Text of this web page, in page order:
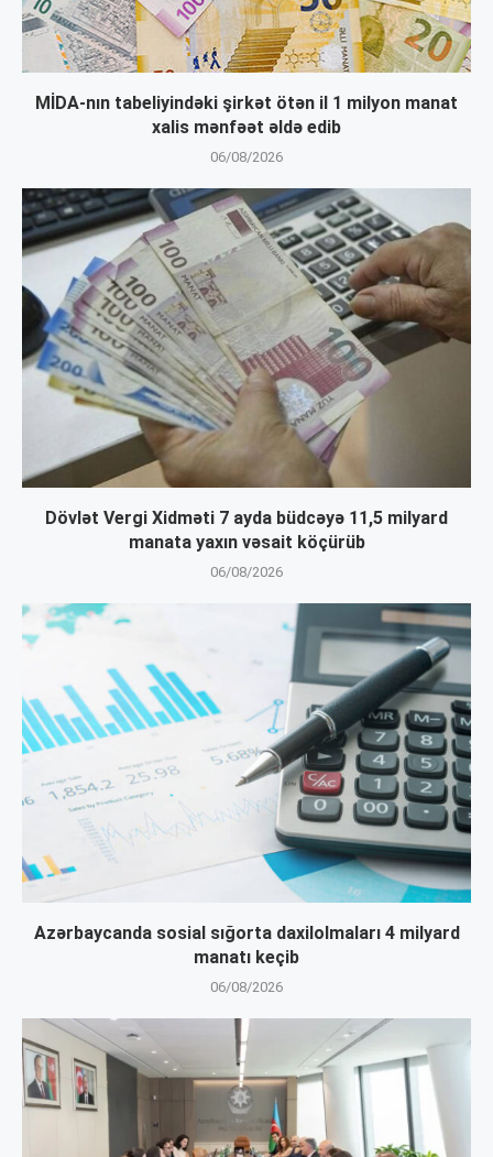
MİDA-nın tabeliyindəki şirkət ötən il 1 milyon manat
xalis mənfəət əldə edib
06/08/2026
Dövlət Vergi Xidməti 7 ayda büdcəyə 11,5 milyard
manata yaxın vəsait köçürüb
06/08/2026
Azərbaycanda sosial sığorta daxilolmaları 4 milyard
manatı keçib
06/08/2026